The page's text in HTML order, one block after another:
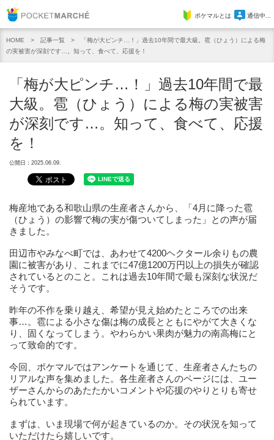
Pocket Marcheポケマルとは 通信中...
HOME 記事一覧
「梅が大ピンチ…！」過去10年間で最大級。雹（ひょう）による梅
の実被害が深刻です…。知って、食べて、応援を！
「梅が大ピンチ…！」過去10年間で最
大級。雹（ひょう）による梅の実被害
が深刻です…。知って、食べて、応援
を！
公開日：2025.06.09.
梅産地である和歌山県の生産者さんから、「4月に降った雹
（ひょう）の影響で梅の実が傷ついてしまった」との声が届
きました。
田辺市やみなべ町では、あわせて4200ヘクタール余りもの農
園に被害があり、これまでに47億1200万円以上の損失が確認
されているとのこと。これは過去10年間で最も深刻な状況だ
そうです。
昨年の不作を乗り越え、希望が見え始めたところでの出来
事…。雹による小さな傷は梅の成長とともにやがて大きくな
り、固くなってしまう。やわらかい果肉が魅力の南高梅にと
って致命的です。
今回、ポケマルではアンケートを通じて、生産者さんたちの
リアルな声を集めました。各生産者さんのページには、ユー
ザーさんからのあたたかいコメントや応援のやりとりも寄せ
られています。
まずは、いま現場で何が起きているのか。その状況を知って
いただけたら嬉しいです。